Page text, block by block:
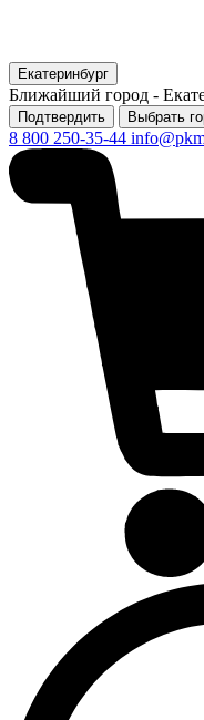
Екатеринбург
Ближайший город -
Подтвердить Выбрать
8 800 250-35-44